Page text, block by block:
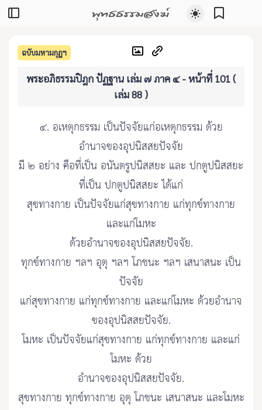
พุทธธรรมสงฆ์
ฉบับมหามกุฏฯ
พระอภิธรรมปิฎก ปัฏฐาน เล่ม ๗ ภาค ๔ - หน้าที่ 101 (
เล่ม 88 )
๔. อเหตุกธรรม เป็นปัจจัยแก่อเหตุกธรรม ด้วย
อำนาจของอุปนิสสยปัจจัย
มี ๒ อย่าง คือที่เป็น อนันตรูปนิสสยะ และ ปกตูปนิสสยะ
ที่เป็น ปกตูปนิสสยะ ได้แก่
สุขทางกาย เป็นปัจจัยแก่สุขทางกาย แก่ทุกข์ทางกาย
และแก่โมหะ
ด้วยอำนาจของอุปนิสสยปัจจัย.
ทุกข์ทางกาย ฯลฯ อุตุ ฯลฯ โภชนะ ฯลฯ เสนาสนะ เป็น
ปัจจัย
แก่สุขทางกาย แก่ทุกข์ทางกาย และแก่โมหะ ด้วยอำนาจ
ของอุปนิสสยปัจจัย.
โมหะ เป็นปัจจัยแก่สุขทางกาย แก่ทุกข์ทางกาย และแก่
โมหะ ด้วย
อำนาจของอุปนิสสยปัจจัย.
สุขทางกาย ทุกข์ทางกาย อุตุ โภชนะ เสนาสนะ และโมหะ